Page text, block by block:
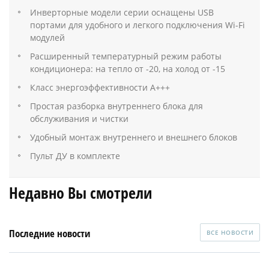
Инверторные модели серии оснащены USB
портами для удобного и легкого подключения Wi-Fi
модулей
Расширенный температурный режим работы
кондиционера: на тепло от -20, на холод от -15
Класс энергоэффективности А+++
Простая разборка внутреннего блока для
обслуживания и чистки
Удобный монтаж внутреннего и внешнего блоков
Пульт ДУ в комплекте
Недавно Вы смотрели
Последние новости ВСЕ НОВОСТИ